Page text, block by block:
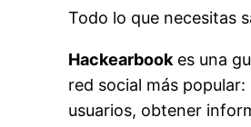
Todo lo que necesitas
Hackearbook es una
red social más
usuarios, obtener